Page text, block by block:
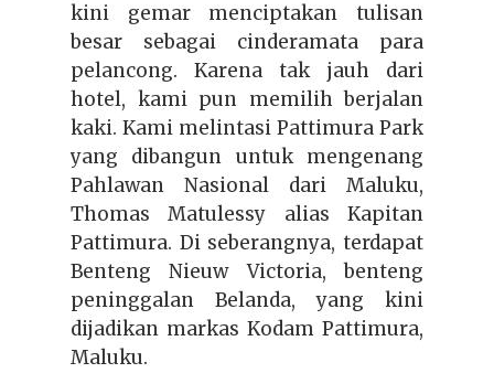
kini gemar menciptakan tulisan
besar sebagai cinderamata para
pelancong. Karena tak jauh dari
hotel, kami pun memilih berjalan
kaki. Kami melintasi Pattimura Park
yang dibangun untuk mengenang
Pahlawan Nasional dari Maluku,
Thomas Matulessy alias Kapitan
Pattimura. Di seberangnya, terdapat
Benteng Nieuw Victoria, benteng
peninggalan Belanda, yang kini
dijadikan markas Kodam Pattimura,
Maluku.